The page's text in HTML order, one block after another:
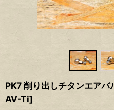
PK7 削り出しチタンエアバ
AV-Ti]